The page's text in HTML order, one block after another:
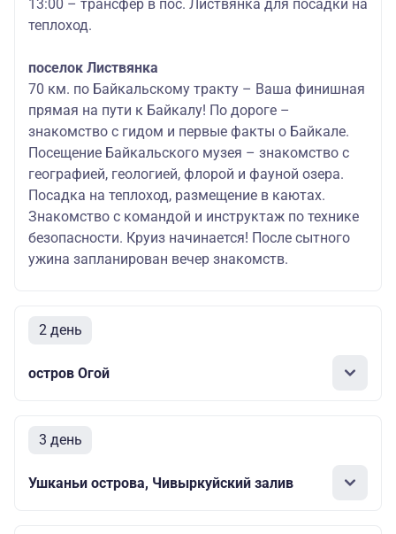
13:00 – трансфер в пос. Листвянка для посадки на
теплоход.
поселок Листвянка
70 км. по Байкальскому тракту – Ваша финишная
прямая на пути к Байкалу! По дороге –
знакомство с гидом и первые факты о Байкале.
Посещение Байкальского музея – знакомство с
географией, геологией, флорой и фауной озера.
Посадка на теплоход, размещение в каютах.
Знакомство с командой и инструктаж по технике
безопасности. Круиз начинается! После сытного
ужина запланирован вечер знакомств.
2 день
остров Огой
3 день
Ушканьи острова, Чивыркуйский залив